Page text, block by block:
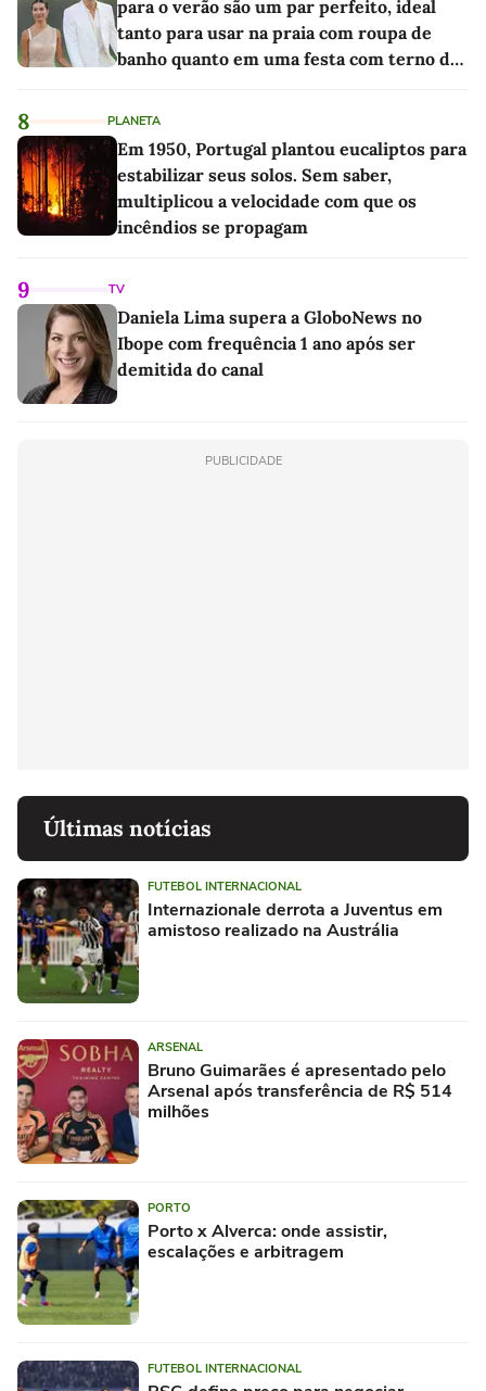
para o verão são um par perfeito, ideal
tanto para usar na praia com roupa de
banho quanto em uma festa com terno de
8 PLANETA
Em 1950, Portugal plantou eucaliptos para
estabilizar seus solos. Sem saber,
multiplicou a velocidade com que os
incêndios se propagam
9 TV
Daniela Lima supera a GloboNews no
Ibope com frequência 1 ano após ser
demitida do canal
PUBLICIDADE
Últimas notícias
FUTEBOL INTERNACIONAL
Internazionale derrota a Juventus em
amistoso realizado na Austrália
ARSENAL
Bruno Guimarães é apresentado pelo
Arsenal após transferência de R$ 514
milhões
PORTO
Porto x Alverca: onde assistir,
escalações e arbitragem
FUTEBOL INTERNACIONAL